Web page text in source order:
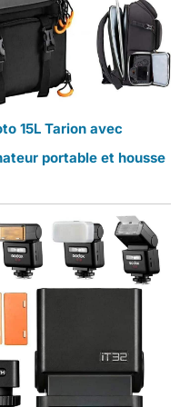
15L Tarion avec
portable et housse